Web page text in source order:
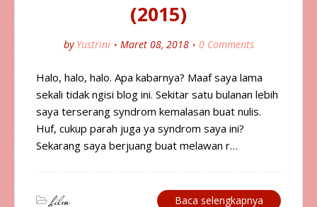
(2015)
by Yustrini Maret 08, 2018 0 Comments
Halo, halo, halo. Apa kabarnya? Maaf saya lama
sekali tidak ngisi blog ini. Sekitar satu bulanan lebih
saya terserang syndrom kemalasan buat nulis.
Huf, cukup parah juga ya syndrom saya ini?
Sekarang saya berjuang buat melawan r…
film Baca selengkapnya